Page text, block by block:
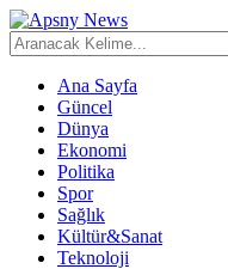
Ana Sayfa
Güncel
Dünya
Ekonomi
Politika
Spor
Sağlık
Kültür&Sanat
Teknoloji